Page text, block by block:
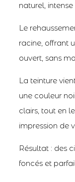
naturel,
Le
racine, offrant
ouvert, sans
La teinture
une couleur
clairs, tout en
impression de
Résultat : des
foncés et